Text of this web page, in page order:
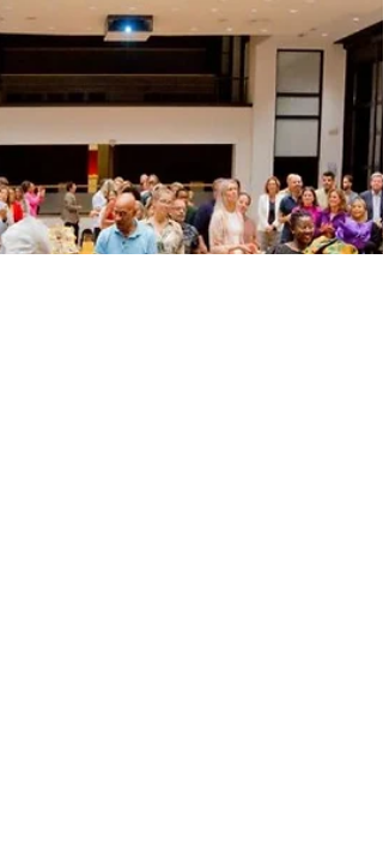
De Keti Koti Dialoogtafel onthult de kracht van
gesprekken in identiteitsontwikkeling.